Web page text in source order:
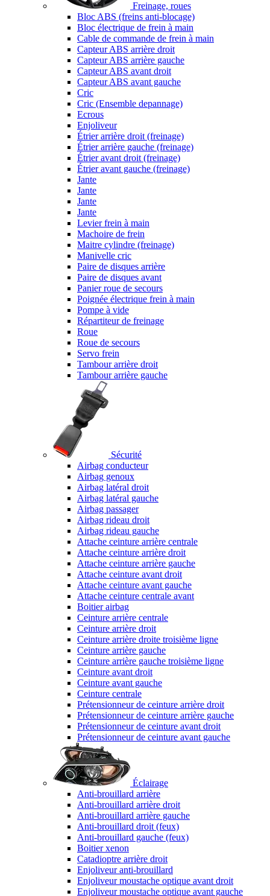
Freinage, roues
Bloc ABS (freins anti-blocage)
Bloc électrique de frein à main
Cable de commande de frein à main
Capteur ABS arrière droit
Capteur ABS arrière gauche
Capteur ABS avant droit
Capteur ABS avant gauche
Cric
Cric (Ensemble depannage)
Ecrous
Enjoliveur
Étrier arrière droit (freinage)
Étrier arrière gauche (freinage)
Étrier avant droit (freinage)
Étrier avant gauche (freinage)
Jante
Jante
Jante
Jante
Levier frein à main
Machoire de frein
Maitre cylindre (freinage)
Manivelle cric
Paire de disques arrière
Paire de disques avant
Panier roue de secours
Poignée électrique frein à main
Pompe à vide
Répartiteur de freinage
Roue
Roue de secours
Servo frein
Tambour arrière droit
Tambour arrière gauche
Sécurité
Airbag conducteur
Airbag genoux
Airbag latéral droit
Airbag latéral gauche
Airbag passager
Airbag rideau droit
Airbag rideau gauche
Attache ceinture arrière centrale
Attache ceinture arrière droit
Attache ceinture arrière gauche
Attache ceinture avant droit
Attache ceinture avant gauche
Attache ceinture centrale avant
Boitier airbag
Ceinture arrière centrale
Ceinture arrière droit
Ceinture arrière droite troisième ligne
Ceinture arrière gauche
Ceinture arrière gauche troisième ligne
Ceinture avant droit
Ceinture avant gauche
Ceinture centrale
Prétensionneur de ceinture arrière droit
Prétensionneur de ceinture arrière gauche
Prétensionneur de ceinture avant droit
Prétensionneur de ceinture avant gauche
Éclairage
Anti-brouillard arrière
Anti-brouillard arrière droit
Anti-brouillard arrière gauche
Anti-brouillard droit (feux)
Anti-brouillard gauche (feux)
Boitier xenon
Catadioptre arrière droit
Enjoliveur anti-brouillard
Enjoliveur moustache optique avant droit
Enjoliveur moustache optique avant gauche